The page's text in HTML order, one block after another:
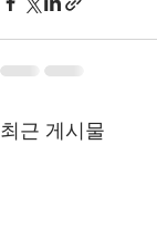
최근 게시물